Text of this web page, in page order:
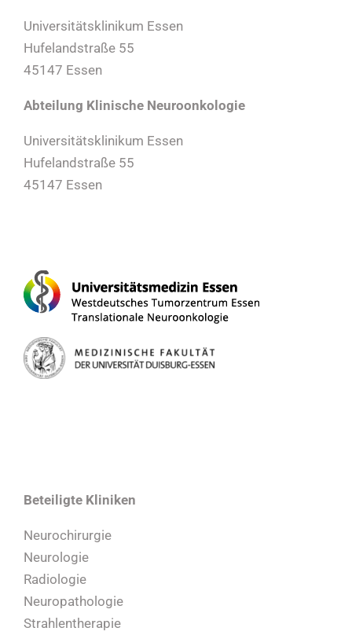
Universitätsklinikum Essen
Hufelandstraße 55
45147 Essen
Abteilung Klinische Neuroonkologie
Universitätsklinikum Essen
Hufelandstraße 55
45147 Essen
Beteiligte Kliniken
Neurochirurgie
Neurologie
Radiologie
Neuropathologie
Strahlentherapie